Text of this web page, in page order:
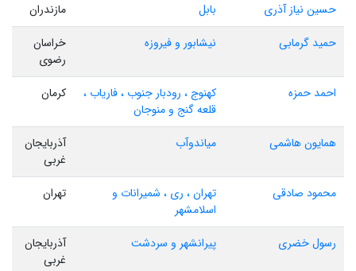
حسین نیاز آذری
بابل
مازندران
حمید گرمابی
نیشابور و فیروزه
خراسان
رضوی
احمد حمزه
کهنوج ، رودبار جنوب ، فاریاب ،
قلعه گنج و منوجان
کرمان
همایون هاشمی میاندوآب
آذربایجان
غربی
محمود صادقی
تهران ، ری ، شمیرانات و
اسلامشهر
تهران
رسول خضری پیرانشهر و سردشت
آذربایجان
غربی